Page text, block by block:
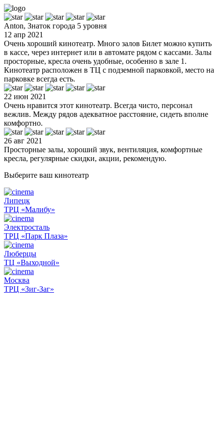
Anton, Знаток города 5 уровня
12 апр 2021
Очень хороший кинотеатр. Много залов Билет можно купить
в кассе, через интернет или в автомате рядом с кассами. Залы
просторные, кресла очень удобные, особенно в зале 1.
Кинотеатр расположен в ТЦ с подземной парковкой, место на
парковке всегда есть.
22 июн 2021
Очень нравится этот кинотеатр. Всегда чисто, персонал
вежлив. Между рядов адекватное расстояние, сидеть вполне
комфортно.
26 авг 2021
Просторные залы, хороший звук, вентиляция, комфортные
кресла, регулярные скидки, акции, рекомендую.
Выберите ваш кинотеатр
Липецк
ТРЦ «Малибу»
Электросталь
ТРЦ «Парк Плаза»
Люберцы
ТЦ «Выходной»
Москва
ТРЦ «Зиг-Заг»